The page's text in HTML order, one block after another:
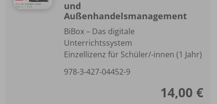
und
Außenhandelsmanagement
BiBox – Das digitale
Unterrichtssystem
Einzellizenz für Schüler/-innen (1 Jahr)
978-3-427-04452-9
14,00 €